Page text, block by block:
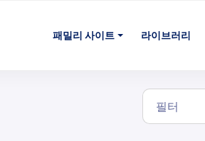
패밀리 사이트 라이브러리
필터